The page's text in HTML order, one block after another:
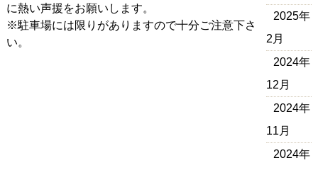
に熱い声援をお願いします。
※駐車場には限りがありますので十分ご注意下さ
い。
2025年
2月
2024年
12月
2024年
11月
2024年